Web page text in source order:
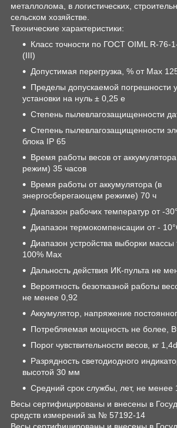
металлолома, в логистических,
сельском хозяйстве.
Технические характеристики:
Класс точности по ГОСТ OIML R-76-
(III)
Допустимая перегрузка, % от Max
Пределы допускаемой погрешности
установки на нуль ± 0,25 е
Степень пылевлагозащищенности
Степень пылевлагозащищенности
блока IP 65
Время работы весов от
режим) 35 часов
Время работы от аккумулятора (в
энергосберегающем режиме) 70 ч
Диапазон рабочих температур от -
Диапазон термокомпенсации от -
Диапазон устройства выборки
100% Max
Дальность действия ИК-пульта не
Вероятность безотказной работы
не менее 0,92
Аккумулятор, напряжение
Потребляемая мощность не более,
Порог чувствительности весов, кг 1,4d
Разрядность светодиодного
высотой 30 мм
Средний срок службы, лет, не менее
Весы сертифицированы и внесены в
средств измерений за № 57192-14
Весы сертифицированы и внесены в